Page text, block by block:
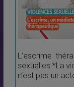
L’escrime
sexuelles *La
n’est pas un